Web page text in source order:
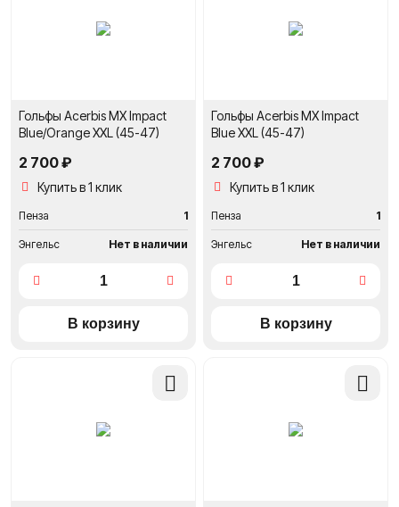
Гольфы Acerbis MX Impact
Blue/Orange XXL (45-47)
2 700 ₽
Купить в 1 клик
Пенза 1
Энгельс Нет в наличии
Гольфы Acerbis MX Impact
Blue XXL (45-47)
2 700 ₽
Купить в 1 клик
Пенза 1
Энгельс Нет в наличии
Добавить